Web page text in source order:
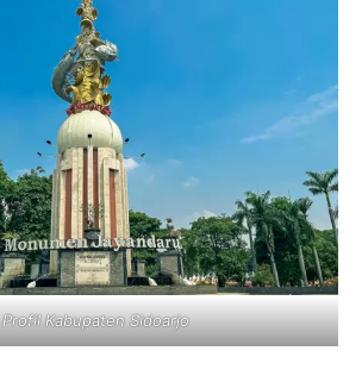
Profil Kabupaten Sidoarjo